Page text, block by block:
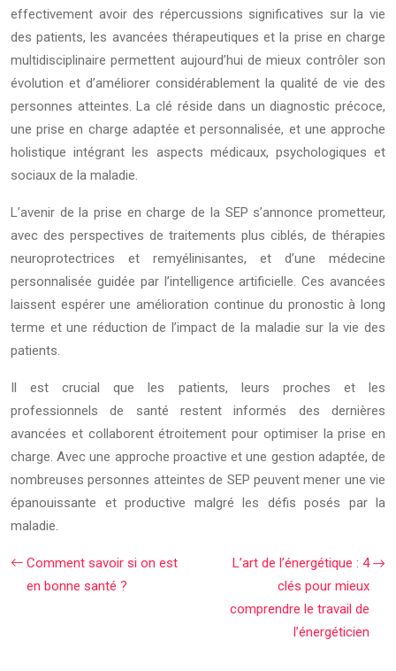
effectivement avoir des répercussions significatives sur la vie
des patients, les avancées thérapeutiques et la prise en charge
multidisciplinaire permettent aujourd’hui de mieux contrôler son
évolution et d’améliorer considérablement la qualité de vie des
personnes atteintes. La clé réside dans un diagnostic précoce,
une prise en charge adaptée et personnalisée, et une approche
holistique intégrant les aspects médicaux, psychologiques et
sociaux de la maladie.
L’avenir de la prise en charge de la SEP s’annonce prometteur,
avec des perspectives de traitements plus ciblés, de thérapies
neuroprotectrices et remyélinisantes, et d’une médecine
personnalisée guidée par l’intelligence artificielle. Ces avancées
laissent espérer une amélioration continue du pronostic à long
terme et une réduction de l’impact de la maladie sur la vie des
patients.
Il est crucial que les patients, leurs proches et les
professionnels de santé restent informés des dernières
avancées et collaborent étroitement pour optimiser la prise en
charge. Avec une approche proactive et une gestion adaptée, de
nombreuses personnes atteintes de SEP peuvent mener une vie
épanouissante et productive malgré les défis posés par la
maladie.
Comment savoir si on est
en bonne santé ?
L’art de l’énergétique : 4
clés pour mieux
comprendre le travail de
l’énergéticien